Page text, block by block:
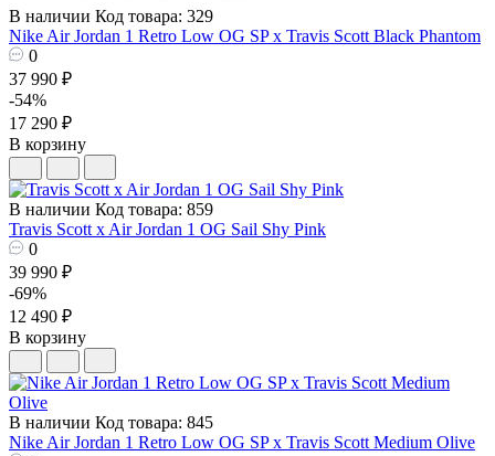
В наличии Код товара: 329
Nike Air Jordan 1 Retro Low OG SP x Travis Scott Black Phantom
0
37 990 ₽
-54%
17 290 ₽
В корзину
В наличии Код товара: 859
Travis Scott x Air Jordan 1 OG Sail Shy Pink
0
39 990 ₽
-69%
12 490 ₽
В корзину
В наличии Код товара: 845
Nike Air Jordan 1 Retro Low OG SP x Travis Scott Medium Olive